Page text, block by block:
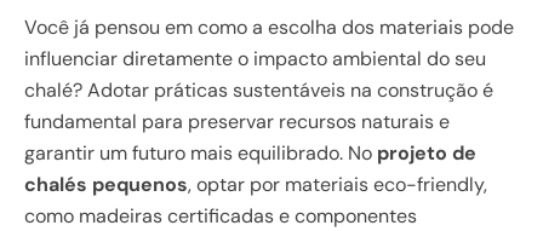
Você já pensou em como a escolha dos materiais pode
influenciar diretamente o impacto ambiental do seu
chalé? Adotar práticas sustentáveis na construção é
fundamental para preservar recursos naturais e
garantir um futuro mais equilibrado. No projeto de
chalés pequenos, optar por materiais eco-friendly,
como madeiras certificadas e componentes